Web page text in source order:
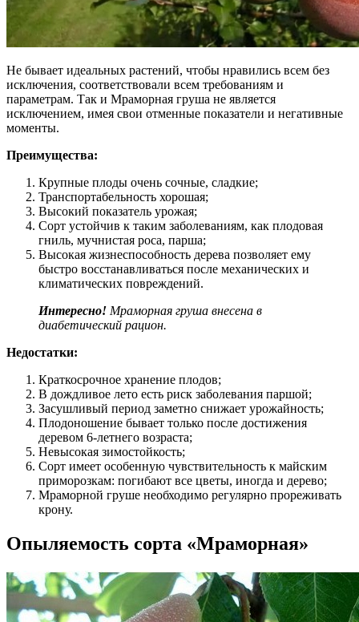
Не бывает идеальных растений, чтобы нравились всем без
исключения, соответствовали всем требованиям и
параметрам. Так и Мраморная груша не является
исключением, имея свои отменные показатели и негативные
моменты.
Преимущества:
Крупные плоды очень сочные, сладкие;
Транспортабельность хорошая;
Высокий показатель урожая;
Сорт устойчив к таким заболеваниям, как плодовая
гниль, мучнистая роса, парша;
Высокая жизнеспособность дерева позволяет ему
быстро восстанавливаться после механических и
климатических повреждений.
Интересно! Мраморная груша внесена в
диабетический рацион.
Недостатки:
Краткосрочное хранение плодов;
В дождливое лето есть риск заболевания паршой;
Засушливый период заметно снижает урожайность;
Плодоношение бывает только после достижения
деревом 6-летнего возраста;
Невысокая зимостойкость;
Сорт имеет особенную чувствительность к майским
приморозкам: погибают все цветы, иногда и дерево;
Мраморной груше необходимо регулярно прореживать
крону.
Опыляемость сорта «Мраморная»